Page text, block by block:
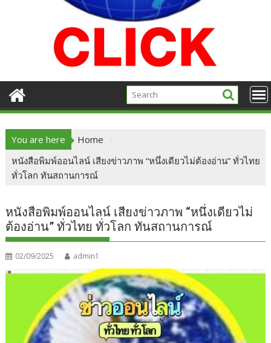
You are here
Home
หนังสือพิมพ์ออนไลน์ เสียงข่าวภาพ “หนึ่งเดียวไม่ต้องอ่าน” ทั่วไทย
ทั่วโลก ทันสถานการณ์
หนังสือพิมพ์ออนไลน์ เสียงข่าวภาพ “หนึ่งเดียวไม่
ต้องอ่าน” ทั่วไทย ทั่วโลก ทันสถานการณ์
02/09/2025 admin1